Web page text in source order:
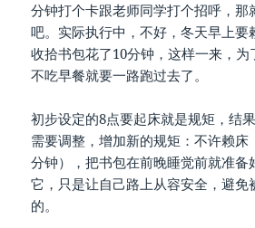
分钟打个卡跟老师同学打个招呼，那
吧。实际执行中，不好，冬天早上要
收拾书包花了10分钟，这样一来，
不吃早餐就要一路跑过去了。
初步设定的8点要起床就是规矩，结
需要调整，增加新的规矩：不许赖床
分钟），把书包在前晚睡觉前就准备
它，只是让自己路上从容安全，避免
的。